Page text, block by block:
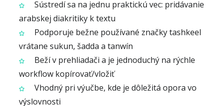
Sústredí sa na jednu praktickú vec: pridávanie
arabskej diakritiky k textu
Podporuje bežne používané značky tashkeel
vrátane sukun, šadda a tanwín
Beží v prehliadači a je jednoduchý na rýchle
workflow kopírovať/vložiť
Vhodný pri výučbe, kde je dôležitá opora vo
výslovnosti